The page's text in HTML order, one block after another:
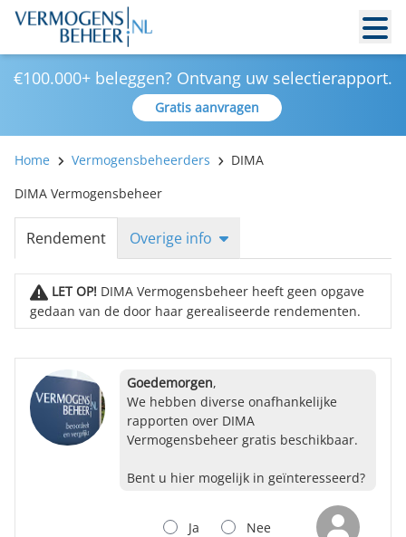
€100.000+ beleggen? Ontvang uw selectierapport.
Gratis aanvragen
Home Vermogensbeheerders
DIMA
DIMA Vermogensbeheer
Rendement Overige info
LET OP! DIMA Vermogensbeheer heeft geen opgave
gedaan van de door haar gerealiseerde rendementen.
Goedemorgen,
We hebben diverse onafhankelijke
rapporten over DIMA
Vermogensbeheer gratis beschikbaar.
Bent u hier mogelijk in geïnteresseerd?
Nee
Ja